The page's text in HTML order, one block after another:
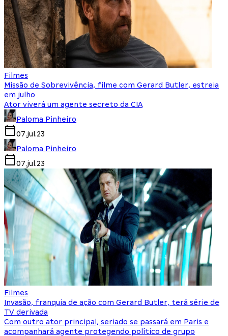
Filmes
Missão de Sobrevivência, filme com Gerard Butler, estreia
em julho
Ator viverá um agente secreto da CIA
Paloma Pinheiro
07.jul.23
Paloma Pinheiro
07.jul.23
Filmes
Invasão, franquia de ação com Gerard Butler, terá série de
TV derivada
Com outro ator principal, seriado se passará em Paris e
acompanhará agente protegendo político de grupo